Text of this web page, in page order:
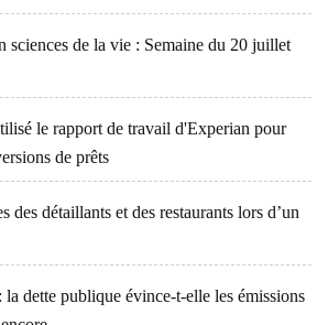
sciences de la vie : Semaine du 20 juillet
le rapport de travail d'Experian pour
de prêts
des détaillants et des restaurants lors d’un
dette publique évince-t-elle les émissions